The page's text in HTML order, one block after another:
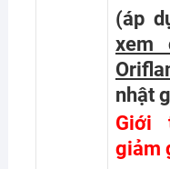
(áp
xem
nhật
Giới
giảm